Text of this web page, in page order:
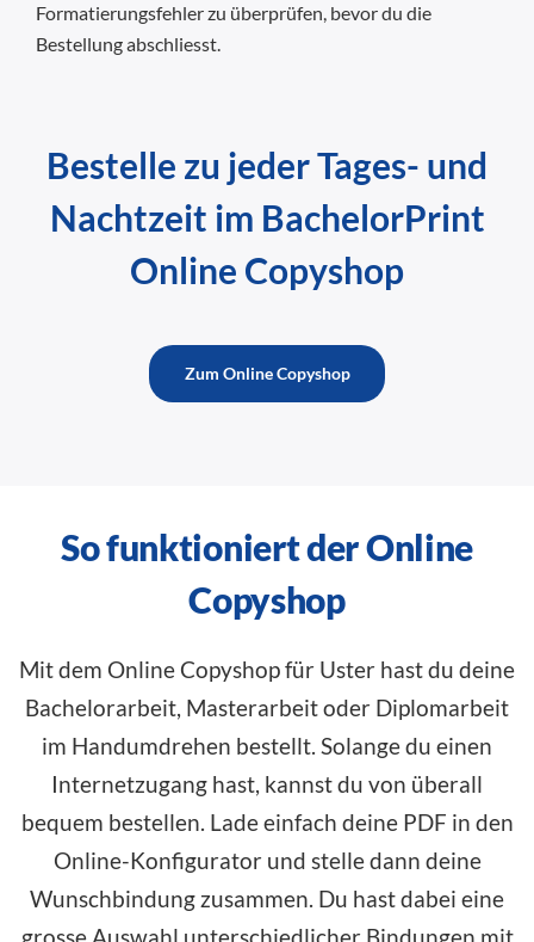
Formatierungsfehler zu überprüfen, bevor du die
Bestellung abschliesst.
Bestelle zu jeder Tages- und
Nachtzeit im BachelorPrint
Online Copyshop
Zum Online Copyshop
So funktioniert der Online
Copyshop
Mit dem Online Copyshop für Uster hast du deine
Bachelorarbeit, Masterarbeit oder Diplomarbeit
im Handumdrehen bestellt. Solange du einen
Internetzugang hast, kannst du von überall
bequem bestellen. Lade einfach deine PDF in den
Online-Konfiguratorund stelle dann deine
Wunschbindung zusammen. Du hast dabei eine